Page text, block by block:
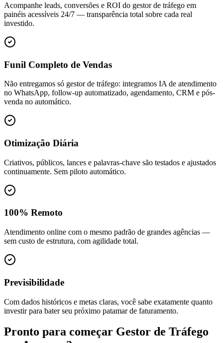
Acompanhe leads, conversões e ROI do gestor de tráfego em
painéis acessíveis 24/7 — transparência total sobre cada real
investido.
Funil Completo de Vendas
Não entregamos só gestor de tráfego: integramos IA de atendimento
no WhatsApp, follow-up automatizado, agendamento, CRM e pós-
venda no automático.
Otimização Diária
Criativos, públicos, lances e palavras-chave são testados e ajustados
continuamente. Sem piloto automático.
100% Remoto
Atendimento online com o mesmo padrão de grandes agências —
sem custo de estrutura, com agilidade total.
Previsibilidade
Com dados históricos e metas claras, você sabe exatamente quanto
investir para bater seu próximo patamar de faturamento.
Pronto para começar Gestor de Tráfego